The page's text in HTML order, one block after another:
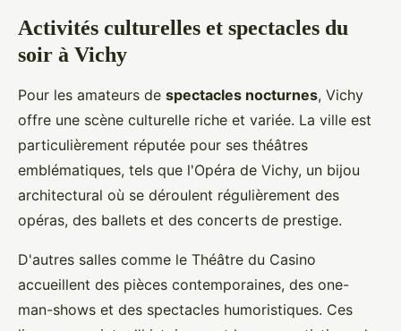
Activités culturelles et spectacles du
soir à Vichy
Pour les amateurs de spectacles nocturnes, Vichy
offre une scène culturelle riche et variée. La ville est
particulièrement réputée pour ses théâtres
emblématiques, tels que l'Opéra de Vichy, un bijou
architectural où se déroulent régulièrement des
opéras, des ballets et des concerts de prestige.
D'autres salles comme le Théâtre du Casino
accueillent des pièces contemporaines, des one-
man-shows et des spectacles humoristiques. Ces